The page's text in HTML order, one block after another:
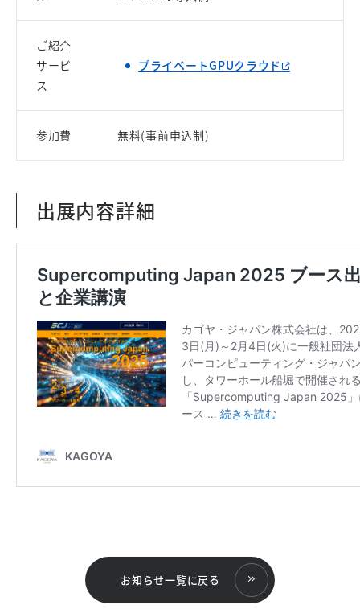
ご紹介
サービ
ス
プライベートGPUクラウド
参加費 無料(事前申込制)
出展内容詳細
お知らせ一覧に戻る